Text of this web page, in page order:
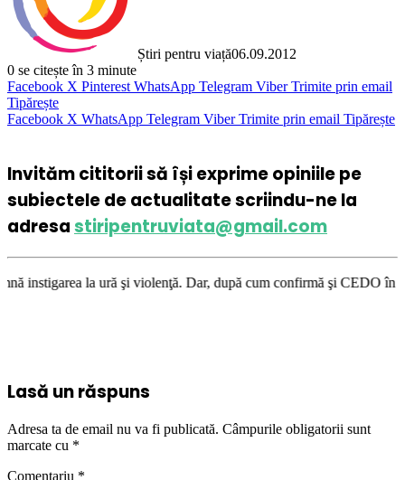
Știri pentru viață06.09.2012
0 se citește în 3 minute
Facebook X Pinterest WhatsApp Telegram Viber Trimite prin email
Tipărește
Facebook X WhatsApp Telegram Viber Trimite prin email Tipărește
Invităm cititorii să își exprime opiniile pe
subiectele de actualitate scriindu-ne la
adresastiripentruviata@gmail.com
ură şi violenţă. Dar, după cum confirmă şi CEDO în cazul
Lasă un răspuns
Adresa ta de email nu va fi publicată. Câmpurile obligatorii sunt
marcate cu *
Comentariu *